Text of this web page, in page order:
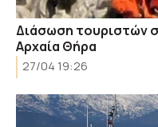
Διάσωση τουριστών
Αρχαία Θήρα
27/04 19:26